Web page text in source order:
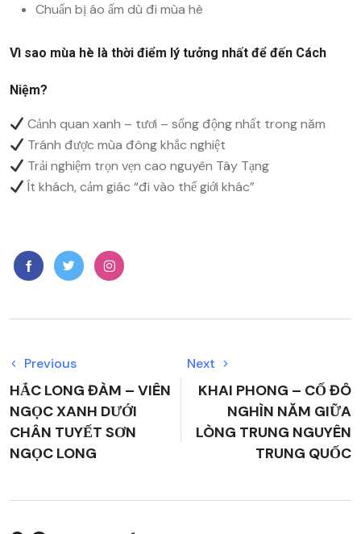
Chuẩn bị áo ấm dù đi mùa hè
Vì sao mùa hè là thời điểm lý tưởng nhất để đến Cách
Niệm?
Cảnh quan xanh – tươi – sống động nhất trong năm
Tránh được mùa đông khắc nghiệt
Trải nghiệm trọn vẹn cao nguyên Tây Tạng
Ít khách, cảm giác “đi vào thế giới khác”
Previous
HẮC LONG ĐÀM – VIÊN
NGỌC XANH DƯỚI
CHÂN TUYẾT SƠN
NGỌC LONG
Next
KHAI PHONG – CỐ ĐÔ
NGHÌN NĂM GIỮA
LÒNG TRUNG NGUYÊN
TRUNG QUỐC